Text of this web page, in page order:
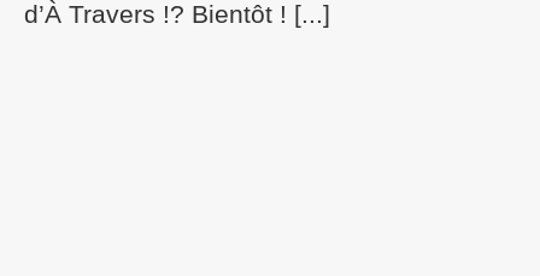
d’À Travers !? Bientôt ! [...]